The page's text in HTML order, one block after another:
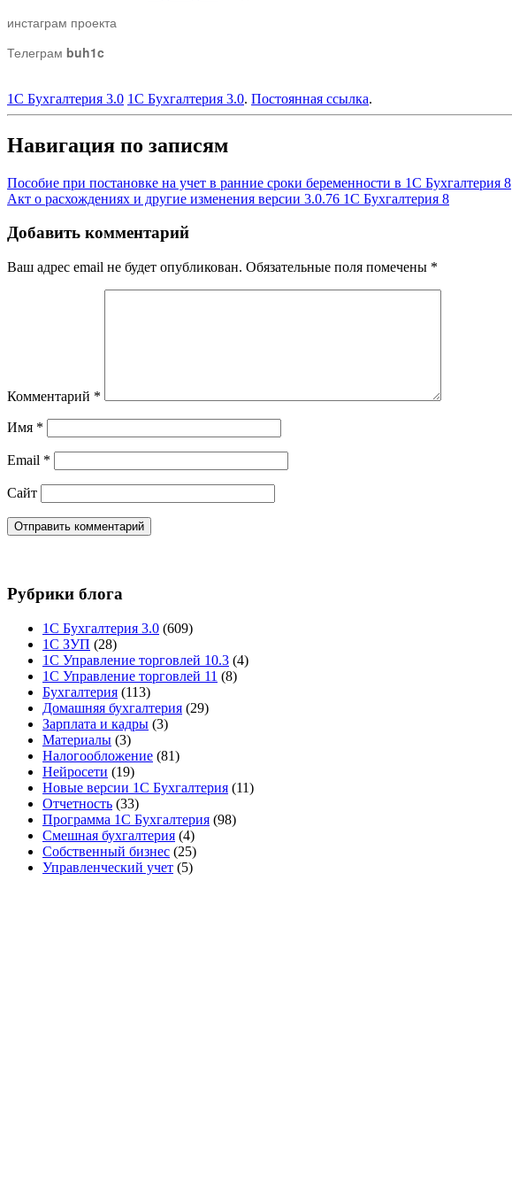
инстаграм проекта
Телеграм buh1c
1С Бухгалтерия 3.0 1С Бухгалтерия 3.0. Постоянная ссылка.
Навигация по записям
Пособие при постановке на учет в ранние сроки беременности в 1С Бухгалтерия 8
Акт о расхождениях и другие изменения версии 3.0.76 1С Бухгалтерия 8
Добавить комментарий
Ваш адрес email не будет опубликован. Обязательные поля помечены *
Комментарий *
Имя *
Email *
Сайт
Рубрики блога
1С Бухгалтерия 3.0 (609)
1С ЗУП (28)
1С Управление торговлей 10.3 (4)
1С Управление торговлей 11 (8)
Бухгалтерия (113)
Домашняя бухгалтерия (29)
Зарплата и кадры (3)
Материалы (3)
Налогообложение (81)
Нейросети (19)
Новые версии 1С Бухгалтерия (11)
Отчетность (33)
Программа 1С Бухгалтерия (98)
Смешная бухгалтерия (4)
Собственный бизнес (25)
Управленческий учет (5)